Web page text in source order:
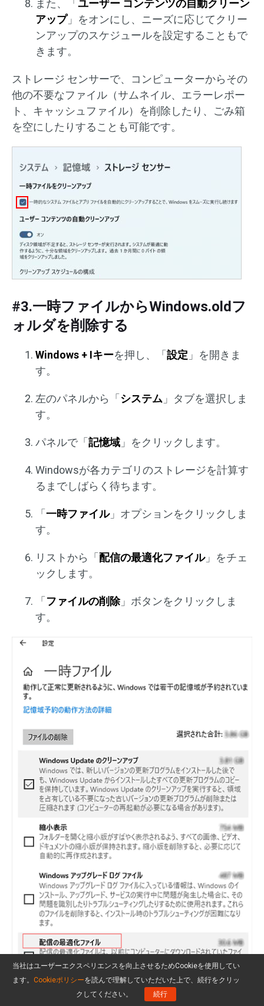
また、「ユーザー コンテンツの自動クリーン
アップ」をオンにし、ニーズに応じてクリー
ンアップのスケジュールを設定することもで
きます。
ストレージ センサーで、コンピューターからその
他の不要なファイル（サムネイル、エラーレポー
ト、キャッシュファイル）を削除したり、ごみ箱
を空にしたりすることも可能です。
#3.一時ファイルからWindows.oldフ
ォルダを削除する
Windows + Iキーを押し、「設定 」を開きま
す。
左のパネルから「システム 」タブを選択しま
す。
パネルで「記憶域 」をクリックします。
Windowsが各カテゴリのストレージを計算す
るまでしばらく待ちます。
「一時ファイル」オプションをクリックしま
す。
リストから「配信の最適化ファイル」をチェ
ックします。
「ファイルの削除」ボタンをクリックしま
す。
当社はユーザーエクスペリエンスを向上させるためCookieを使用してい
ます。 Cookieポリシーを読んで理解していただいた上で、続行をクリッ
クしてください。
続行